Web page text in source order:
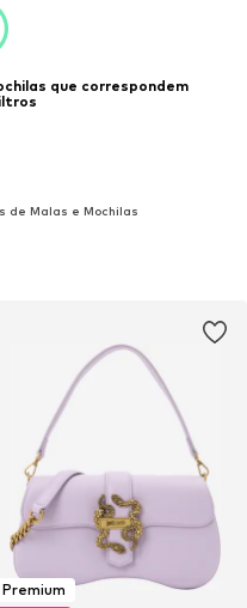
que correspondem
de Malas e Mochilas
Premium